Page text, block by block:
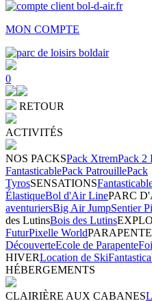
MON COMPTE
0
RETOUR
ACTIVITÉS
NOS PACKSPack XtremPack 2
FantasticablePack PatrouillePack
TyrosSENSATIONS
ÉlastiqueBol d'Air LinePARC
aventuriersBig Air JumpSentier
des LutinsBois des Lutins
FuturPixelle WorldPARAPENTE
DécouverteEcole de Parapente
HIVERLocation de Ski
HÉBERGEMENTS
CLAIRIÈRE AUX CABANES